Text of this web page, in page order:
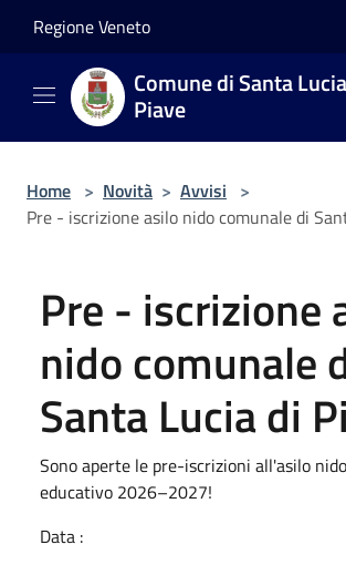
Regione Veneto
Comune di Santa
Piave
Home > Novità > Avvisi >
Pre - iscrizione asilo nido comunale di
Pre - iscrizione
nido comunale
Santa Lucia di
Sono aperte le pre-iscrizioni all'asilo
educativo 2026–2027!
Data :